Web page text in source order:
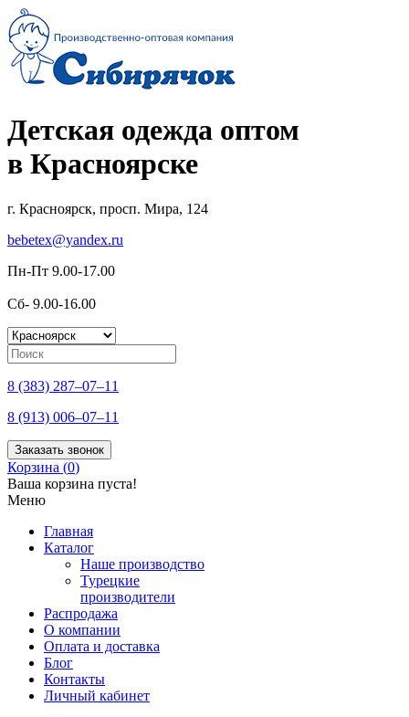
Детская одежда оптом
в Красноярске
г. Красноярск, просп. Мира, 124
bebetex@yandex.ru
Пн-Пт 9.00-17.00
Сб- 9.00-16.00
8 (383) 287–07–11
8 (913) 006–07–11
Заказать звонок
Корзина (0)
Ваша корзина пуста!
Меню
Главная
Каталог
Наше производство
Турецкие
производители
Распродажа
О компании
Оплата и доставка
Блог
Контакты
Личный кабинет